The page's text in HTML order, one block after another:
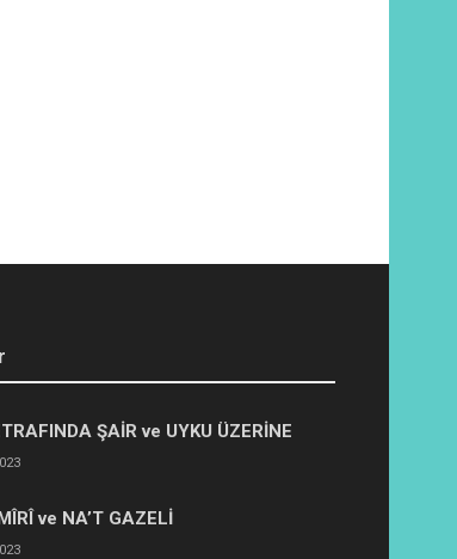
ŞAİR ve UYKU ÜZERİNE
ve NA’T GAZELİ